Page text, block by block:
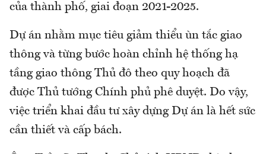
của thành phố, giai đoạn 2021-2025.
Dự án nhằm mục tiêu giảm thiểu ùn tắc giao
thông và từng bước hoàn chỉnh hệ thống hạ
tầng giao thông Thủ đô theo quy hoạch đã
được Thủ tướng Chính phủ phê duyệt. Do vậy,
việc triển khai đầu tư xây dựng Dự án là hết sức
cần thiết và cấp bách.